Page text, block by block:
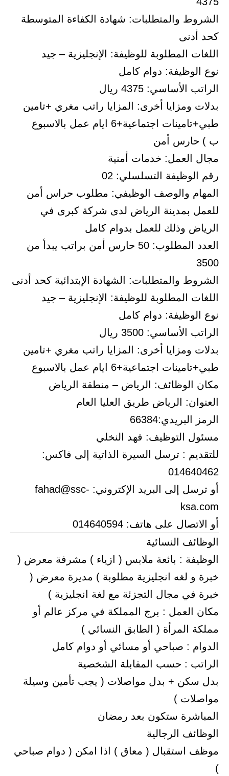
الشروط والمتطلبات: شهادة الكفاءة المتوسطة
كحد أدنى
اللغات المطلوبة للوظيفة: الإنجليزية – جيد
نوع الوظيفة: دوام كامل
الراتب الأساسي: 4375 ريال
بدلات ومزايا أخرى: المزايا راتب مغري +تامين
طبي+تامينات اجتماعية+6 ايام عمل بالاسبوع
ب ) حارس أمن
مجال العمل: خدمات أمنية
رقم الوظيفة التسلسلي: 02
المهام والوصف الوظيفي: مطلوب حراس أمن
للعمل بمدينة الرياض لدى شركة كبرى في
الرياض وذلك للعمل بدوام كامل
العدد المطلوب: 50 حارس أمن براتب يبدأ من
3500
الشروط والمتطلبات: الشهادة الإبتدائية كحد أدنى
اللغات المطلوبة للوظيفة: الإنجليزية – جيد
نوع الوظيفة: دوام كامل
الراتب الأساسي: 3500 ريال
بدلات ومزايا أخرى: المزايا راتب مغري +تامين
طبي+تامينات اجتماعية+6 ايام عمل بالاسبوع
مكان الوظائف: الرياض – منطقة الرياض
العنوان: الرياض طريق العليا العام
الرمز البريدي:66384
مسئول التوظيف: فهد النخلي
للتقديم : ترسل السيرة الذاتية إلى فاكس:
014640462
أو ترسل إلى البريد الإكتروني: fahad@ssc-
ksa.com
أو الاتصال على هاتف: 014640594
الوظائف النسائية
الوظيفة : بائعة ملابس ( ازياء ) مشرفة معرض (
خبرة و لغه انجليزية مطلوبة ) مديرة معرض (
خبرة في مجال التجزئة مع لغة انجليزية )
مكان العمل : برج المملكة في مركز عالم أو
مملكة المرأة ( الطابق النسائي )
الدوام : صباحي أو مسائي أو دوام كامل
الراتب : حسب المقابلة الشخصية
بدل سكن + بدل مواصلات ( يجب تأمين وسيلة
مواصلات )
المباشرة ستكون بعد رمضان
الوظائف الرجالية
موظف استقبال ( معاق ) اذا امكن ( دوام صباحي
)